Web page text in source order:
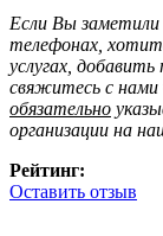
Если Вы заметили
телефонах,
услугах,
свяжитесь с нами
обязательно
организации на
Рейтинг:
Оставить отзыв